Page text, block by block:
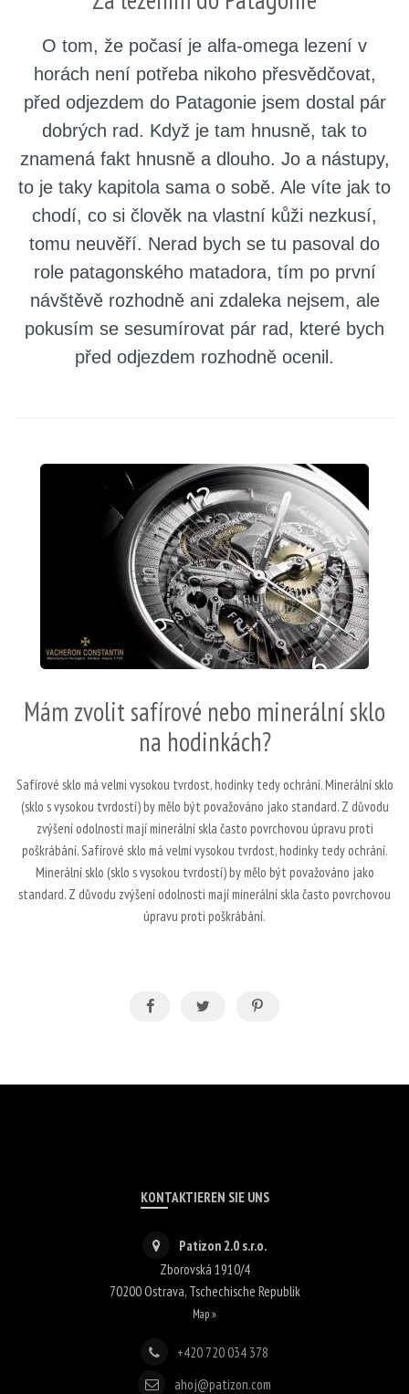
O tom, že počasí je alfa-omega lezení v
horách není potřeba nikoho přesvědčovat,
před odjezdem do Patagonie jsem dostal pár
dobrých rad. Když je tam hnusně, tak to
znamená fakt hnusně a dlouho. Jo a nástupy,
to je taky kapitola sama o sobě. Ale víte jak to
chodí, co si člověk na vlastní kůži nezkusí,
tomu neuvěří. Nerad bych se tu pasoval do
role patagonského matadora, tím po první
návštěvě rozhodně ani zdaleka nejsem, ale
pokusím se sesumírovat pár rad, které bych
před odjezdem rozhodně ocenil.
Mám zvolit safírové nebo minerální sklo
na hodinkách?
Safírové sklo má velmi vysokou tvrdost, hodinky tedy ochrání. Minerální sklo
(sklo s vysokou tvrdostí) by mělo být považováno jako standard. Z důvodu
zvýšení odolnosti mají minerální skla často povrchovou úpravu proti
poškrábání. Safírové sklo má velmi vysokou tvrdost, hodinky tedy ochrání.
Minerální sklo (sklo s vysokou tvrdostí) by mělo být považováno jako
standard. Z důvodu zvýšení odolnosti mají minerální skla často povrchovou
úpravu proti poškrábání.
KONTAKTIEREN SIE UNS
Patizon 2.0 s.r.o.
Zborovská 1910/4
70200Ostrava, Tschechische Republik
Map »
+420 720 034 378
ahoj@patizon.com